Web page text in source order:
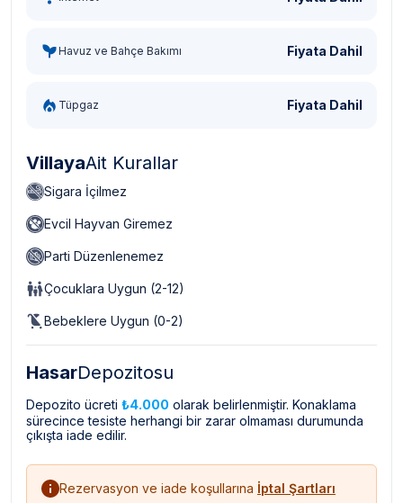
Havuz ve Bahçe Bakımı Fiyata Dahil
Tüpgaz Fiyata Dahil
VillayaAit Kurallar
Sigara İçilmez
Evcil Hayvan Giremez
Parti Düzenlenemez
Çocuklara Uygun (2-12)
Bebeklere Uygun (0-2)
HasarDepozitosu
Depozito ücreti ₺4.000 olarak belirlenmiştir. Konaklama
sürecince tesiste herhangi bir zarar olmaması durumunda
çıkışta iade edilir.
Rezervasyon ve iade koşullarına İptal Şartları